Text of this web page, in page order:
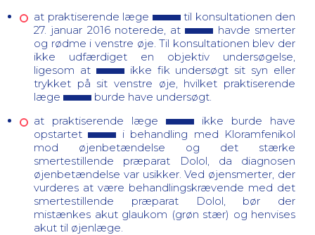
at praktiserende læge
til konsultationen den
27. januar 2016 noterede, at
havde smerter
og rødme i venstre øje. Til konsultationen blev der
ikke udfærdiget en objektiv undersøgelse,
ligesom at
ikke fik undersøgt sit syn eller
trykket på sit venstre øje, hvilket praktiserende
læge
burde have undersøgt.
at praktiserende læge
ikke burde have
opstartet
i behandling med Kloramfenikol
mod øjenbetændelse og det stærke
smertestillende præparat Dolol, da diagnosen
øjenbetændelse var usikker. Ved øjensmerter, der
vurderes at være behandlingskrævende med det
smertestillende præparat Dolol, bør der
mistænkes akut glaukom (grøn stær) og henvises
akut til øjenlæge.